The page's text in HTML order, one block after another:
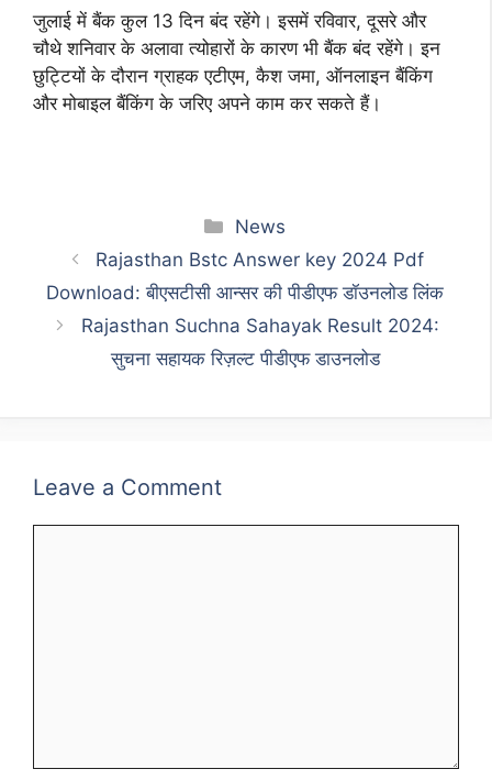
जुलाई में बैंक कुल 13 दिन बंद रहेंगे। इसमें रविवार, दूसरे और
चौथे शनिवार के अलावा त्योहारों के कारण भी बैंक बंद रहेंगे। इन
छुट्टियों के दौरान ग्राहक एटीएम, कैश जमा, ऑनलाइन बैंकिंग
और मोबाइल बैंकिंग के जरिए अपने काम कर सकते हैं।
Categories
News
Rajasthan Bstc Answer key 2024 Pdf
Download: बीएसटीसी आन्सर की पीडीएफ डॉउनलोड लिंक
Rajasthan Suchna Sahayak Result 2024:
सुचना सहायक रिज़ल्ट पीडीएफ डाउनलोड
Leave a Comment